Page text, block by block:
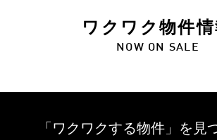
ワクワク物件
NOW ON SALE
「ワクワクする物件」を 見